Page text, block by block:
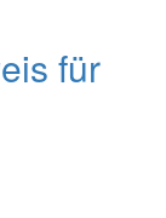
für